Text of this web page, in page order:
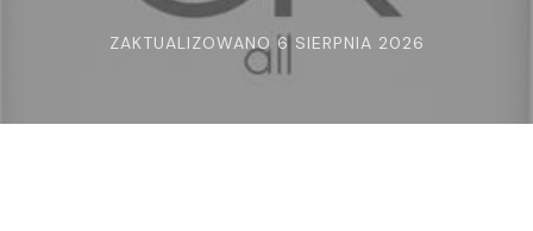
ZAKTUALIZOWANO 6 SIERPNIA 2026